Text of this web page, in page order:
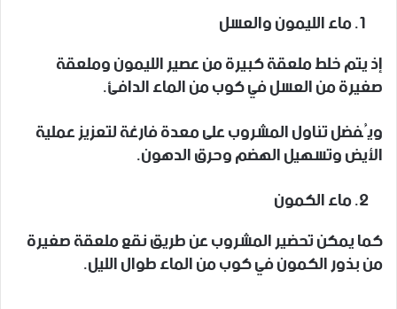
ماء الليمون والعسل
إذ يتم خلط ملعقة كبيرة من عصير الليمون وملعقة
صغيرة من العسل في كوب من الماء الدافئ.
ويُفضل تناول المشروب على معدة فارغة لتعزيز عملية
الأيض وتسهيل الهضم وحرق الدهون.
ماء الكمون
كما يمكن تحضير المشروب عن طريق نقع ملعقة صغيرة
من بذور الكمون في كوب من الماء طوال الليل.